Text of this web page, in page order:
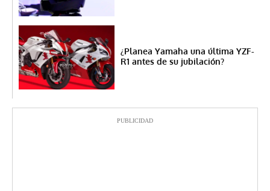
¿Planea Yamaha una última YZF-
R1 antes de su jubilación?
PUBLICIDAD